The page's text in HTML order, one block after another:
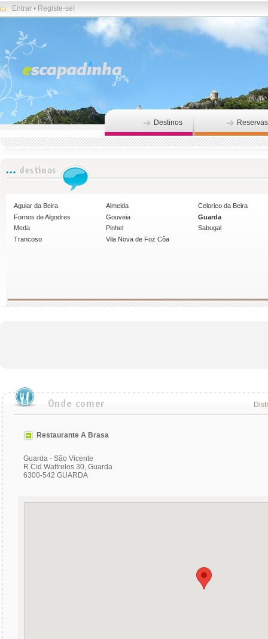
Entrar • Registe-se!
Destinos Reservas
Aguiar da Beira Almeida
Celorico da Beira
Fornos de Algodres
Gouveia
Guarda
Meda
Pinhel
Sabugal
Trancoso
Vila Nova de Foz Côa
Restaurante A Brasa
Guarda - São Vicente
R Cid Wattrelos 30, Guarda
6300-542 GUARDA